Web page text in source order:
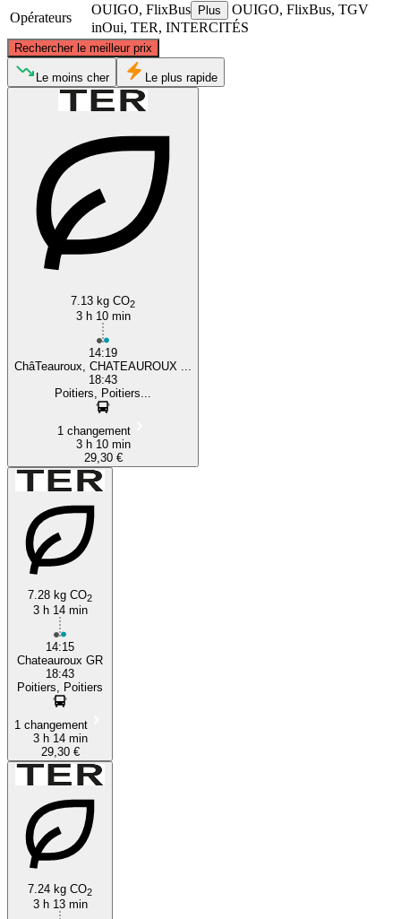
Opérateurs
OUIGO, FlixBus Plus
OUIGO, FlixBus, TGV
inOui, TER, INTERCITÉS
Rechercher le meilleur prix
Poitiers
©CARTO, ©
Le moins cher Le plus rapide
7.13 kg CO2
3 h 10 min
14:19
ChâTeauroux, CHATEAUROUX ...
18:43
Poitiers, Poitiers...
1 changement
3 h 10 min
29,30 €
7.28 kg CO2
3 h 14 min
14:15
Chateauroux GR
18:43
Poitiers, Poitiers
1 changement
3 h 14 min
29,30 €
7.24 kg CO2
3 h 13 min